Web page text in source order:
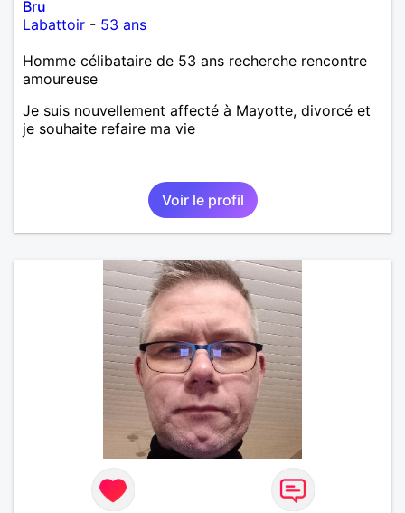
Bru
Labattoir - 53 ans
Homme célibataire de 53 ans recherche rencontre
amoureuse
Je suis nouvellement affecté à Mayotte, divorcé et
je souhaite refaire ma vie
Voir le profil